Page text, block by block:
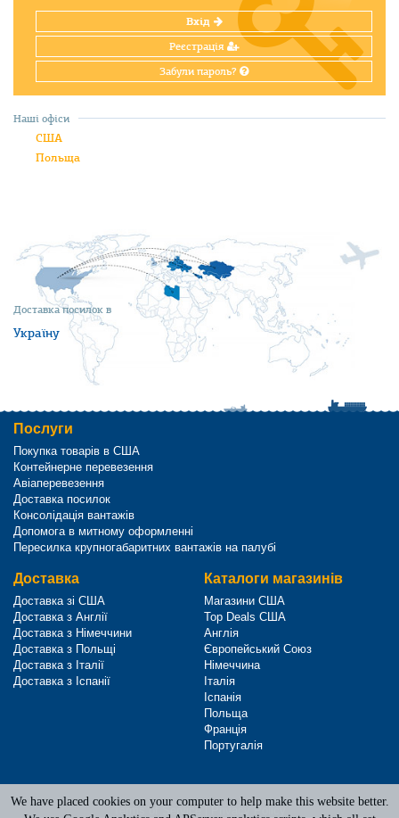
Вхід
Реєстрація
Забули пароль?
Доставка посилок в
Україну
Наші офіси
США
Польща
Послуги
Покупка товарів в США
Контейнерне перевезення
Авіаперевезення
Доставка посилок
Консолідація вантажів
Допомога в митному оформленні
Пересилка крупногабаритних вантажів на палубі
Доставка
Доставка зі США
Доставка з Англії
Доставка з Німеччини
Доставка з Польщі
Доставка з Італії
Доставка з Іспанії
Каталоги магазинів
Магазини США
Top Deals США
Англія
Європейський Союз
Німеччина
Італія
Іспанія
Польща
Франція
Португалія
Terms of Service Privacy Policy
We have placed cookies on your computer to help make this website better.